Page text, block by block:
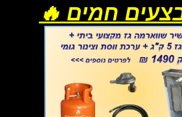
חמים 🔥